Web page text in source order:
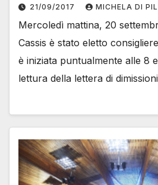
21/09/2017 MICHELA DI
Mercoledì mattina, 20
Cassis è stato eletto
è iniziata puntualmente alle 8
lettura della lettera di